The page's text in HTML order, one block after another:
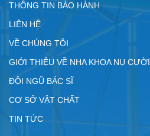
THÔNG TIN BẢO HÀNH
LIÊN HỆ
VỀ CHÚNG TÔI
GIỚI THIỆU VỀ NHA KHOA NỤ CƯỜI
ĐỘI NGŨ BÁC SĨ
CƠ SỞ VẬT CHẤT
TIN TỨC